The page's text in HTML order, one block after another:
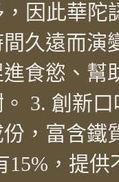
因此華陀
久遠而演
食慾、幫
3. 創新
，富含鐵
15%，提